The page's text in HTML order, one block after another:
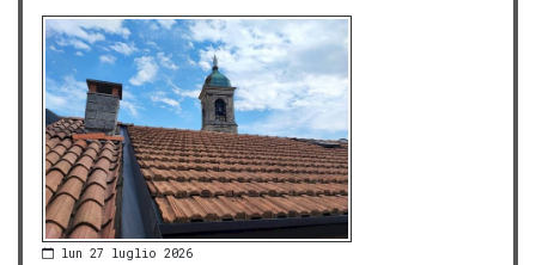
lun 27 luglio 2026